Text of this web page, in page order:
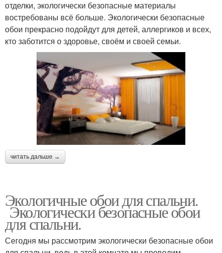
отделки, экологически безопасные материалы
востребованы всё больше. Экологически безопасные
обои прекрасно подойдут для детей, аллергиков и всех,
кто заботится о здоровье, своём и своей семьи.
читать дальше →
Экологичные обои для спальни.
Экологически безопасные обои
для спальни.
Сегодня мы рассмотрим экологически безопасные обои